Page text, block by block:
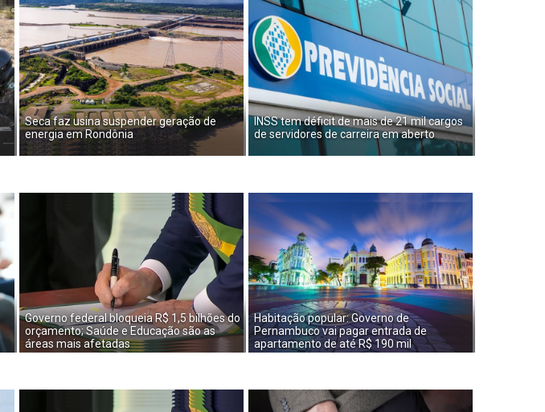
Seca faz usina suspender geração de
energia em Rondônia
INSS tem déficit de mais de 21 mil cargos
de servidores de carreira em aberto
Governo federal bloqueia R$ 1,5 bilhões do
orçamento; Saúde e Educação são as
áreas mais afetadas
Habitação popular: Governo de
Pernambuco vai pagar entrada de
apartamento de até R$ 190 mil